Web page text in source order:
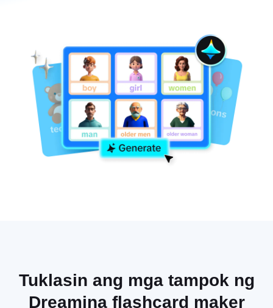
Tuklasin ang mga tampok ng
Dreamina flashcard maker